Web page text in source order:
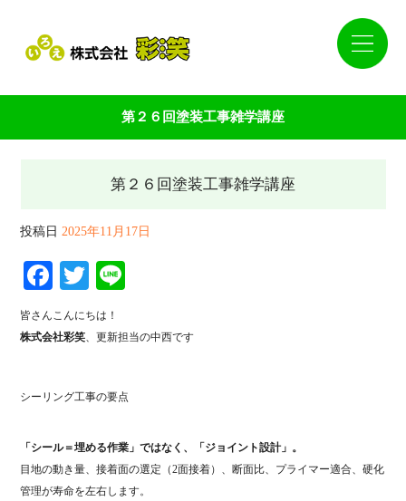
第２６回塗装工事雑学講座
第２６回塗装工事雑学講座
投稿日 2025年11月17日
Facebook
Twitter
皆さんこんにちは！
株式会社彩笑、更新担当の中西です
シーリング工事の要点
「シール＝埋める作業」ではなく、「ジョイント設計」。
目地の動き量、接着面の選定（2面接着）、断面比、プライマー適合、硬化
管理が寿命を左右します。